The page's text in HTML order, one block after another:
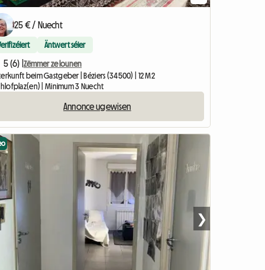
25 € / Nuecht
Äntwert séier
5 (6) | Zëmmer ze lounen
beim Gastgeber | Béziers (34500) | 12 M2
| Minimum 3 Nuecht
Annonce ugewisen
❯